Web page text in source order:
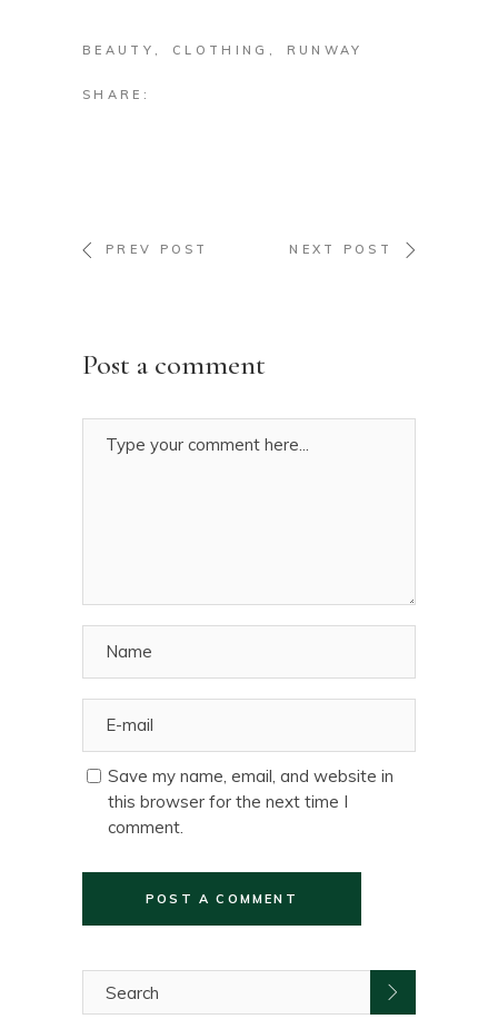
BEAUTY CLOTHING RUNWAY
SHARE:
PREV POST NEXT POST
Post a comment
Save my name, email, and website in
this browser for the next time I
comment.
POST A COMMENT